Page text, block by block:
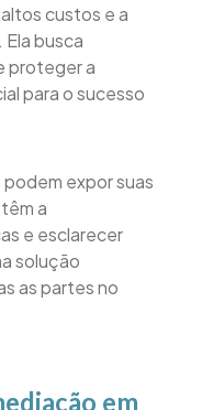
custos e a
busca
proteger a
para o sucesso
expor suas
a
e esclarecer
solução
as partes no
em